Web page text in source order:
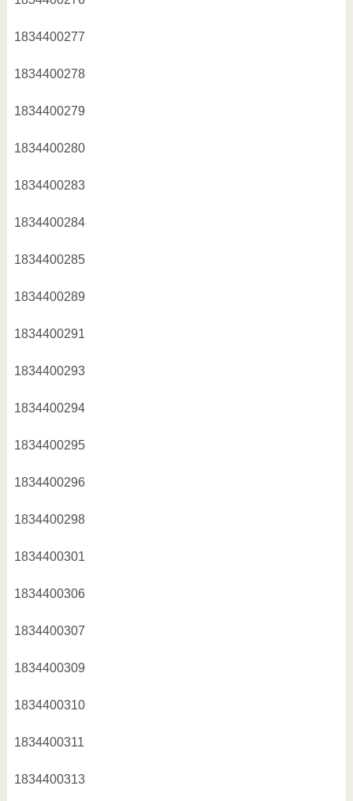
1834400277
1834400278
1834400279
1834400280
1834400283
1834400284
1834400285
1834400289
1834400291
1834400293
1834400294
1834400295
1834400296
1834400298
1834400301
1834400306
1834400307
1834400309
1834400310
1834400311
1834400313